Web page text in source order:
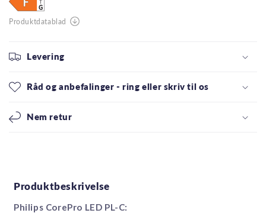
G24d-
1
1
Levering
Råd og anbefalinger - ring eller skriv til os
Nem retur
Produktbeskrivelse
Philips CorePro LED PL-C: